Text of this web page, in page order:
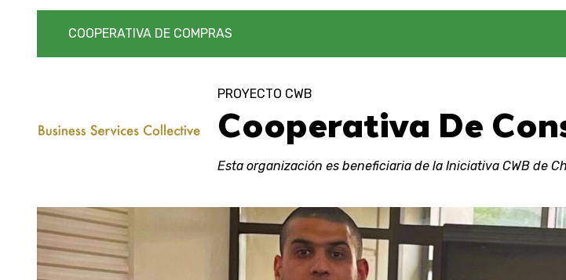
COOPERATIVA DE COMPRAS
PROYECTO CWB
Cooperativa De
Esta organización es beneficiaria de la Iniciativa CWB de